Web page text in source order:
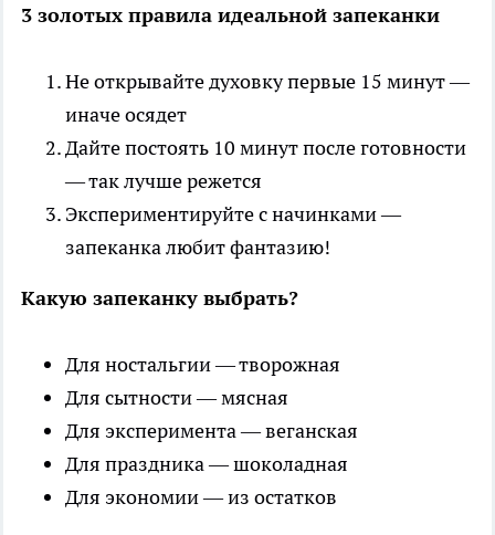
3 золотых правила идеальной запеканки
Не открывайте духовку первые 15 минут —
иначе осядет
Дайте постоять 10 минут после готовности
— так лучше режется
Экспериментируйте с начинками —
запеканка любит фантазию!
Какую запеканку выбрать?
Для ностальгии — творожная
Для сытности — мясная
Для эксперимента — веганская
Для праздника — шоколадная
Для экономии — из остатков